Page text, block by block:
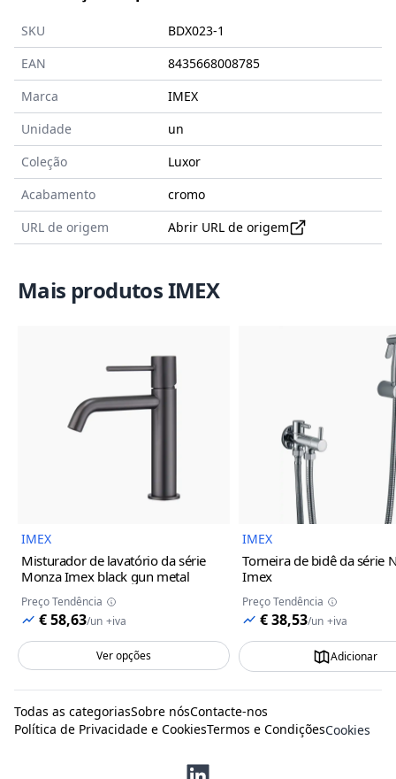
SKU
BDX023-1
EAN
8435668008785
Marca
IMEX
Unidade
un
Coleção
Luxor
Acabamento
cromo
URL de origem
Abrir URL de origem
Mais produtos IMEX
IMEX
Misturador de lavatório da série
Monza Imex black gun metal
Preço Tendência
€ 58,63/un +iva
Ver opções
IMEX
Torneira de bidê da série
Imex
Preço Tendência
€ 38,53/un +iva
Adicionar
Todas as categoriasSobre nósContacte-nos
Política de Privacidade e CookiesTermos e CondiçõesCookies